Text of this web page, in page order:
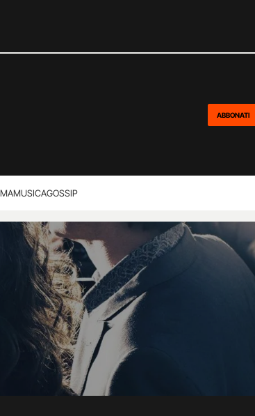
ABBONATI
MUSICAGOSSIP